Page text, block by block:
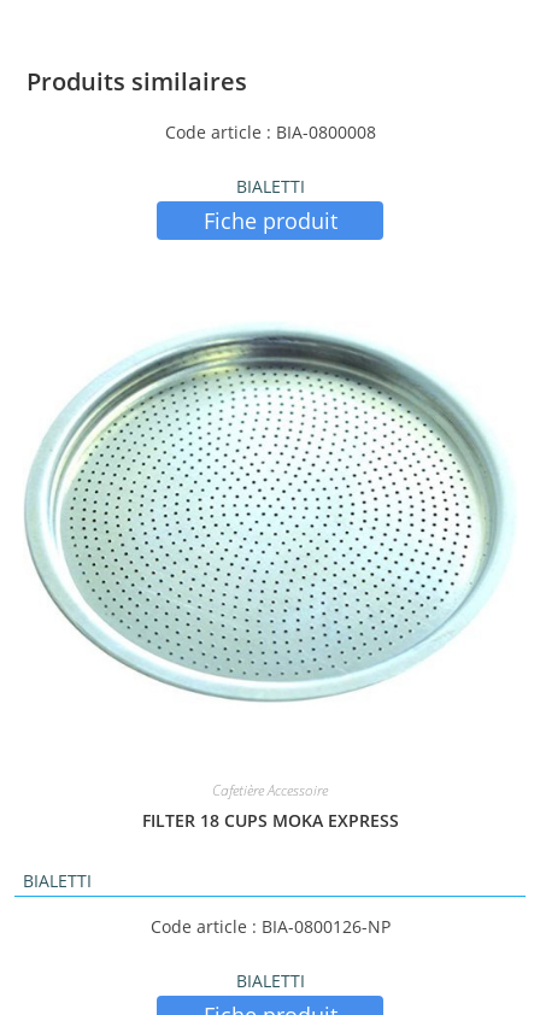
Produits similaires
Code article : BIA-0800008
BIALETTI
Fiche produit
Cafetière Accessoire
FILTER 18 CUPS MOKA EXPRESS
BIALETTI
Code article : BIA-0800126-NP
BIALETTI